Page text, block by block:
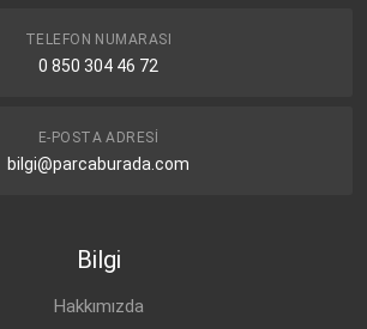
TELEFON NUMARASI
0 850 304 46 72
E-POSTA ADRESI
bilgi@parcaburada.com
Bilgi
Hakkımızda